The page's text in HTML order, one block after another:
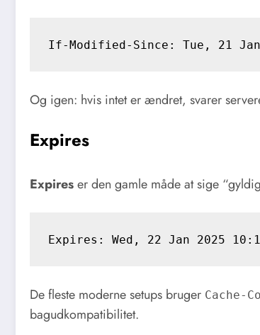
Og igen: hvis intet er ændret, svarer
Expires
Expireser den gamle måde at sige
De fleste moderne setups bruger Cache-
bagudkompatibilitet.